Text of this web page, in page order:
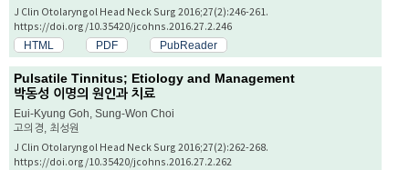
J Clin Otolaryngol Head Neck Surg 2016;27(2):246-261.
https://doi.org/10.35420/jcohns.2016.27.2.246
HTML PDF PubReader
Pulsatile Tinnitus; Etiology and Management
박동성 이명의 원인과 치료
Eui-Kyung Goh, Sung-Won Choi
고의경, 최성원
J Clin Otolaryngol Head Neck Surg 2016;27(2):262-268.
https://doi.org/10.35420/jcohns.2016.27.2.262